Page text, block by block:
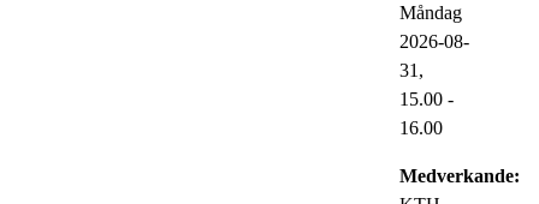
Måndag
2026-08-
31,
15.00 -
16.00
Medverkande: